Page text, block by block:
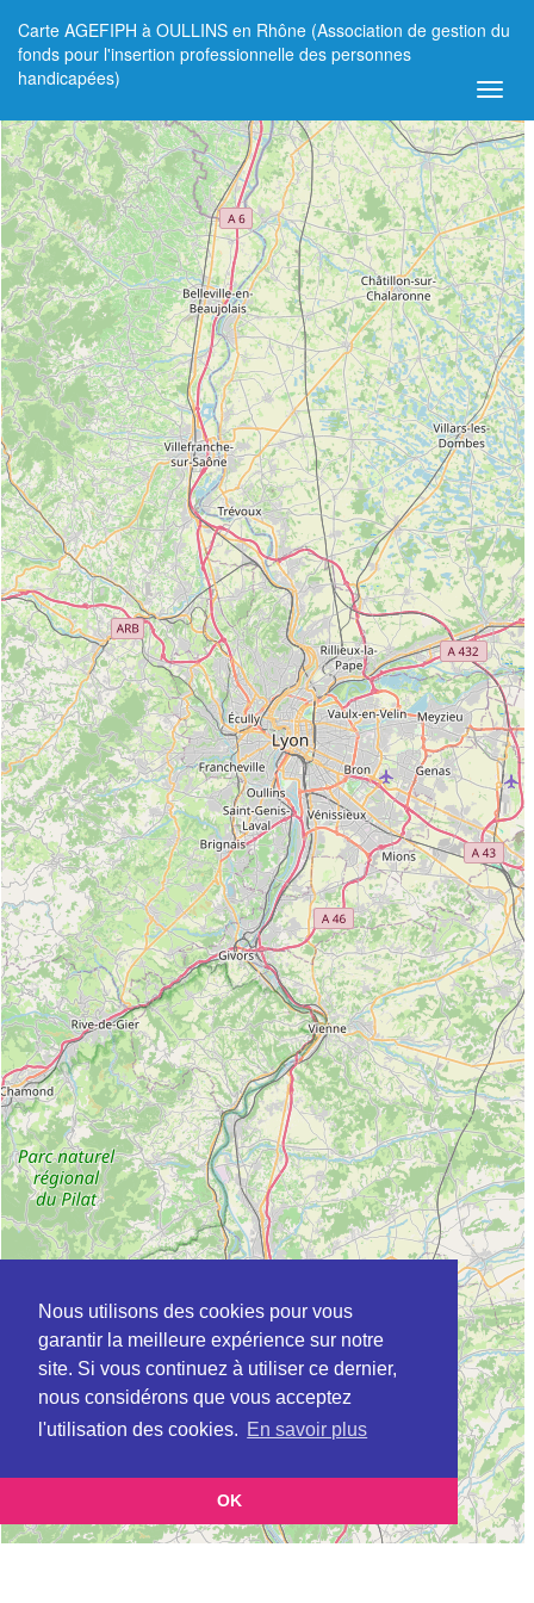
Nous utilisons des cookies pour vous
garantir la meilleure expérience sur notre
site. Si vous continuez à utiliser ce dernier,
nous considérons que vous acceptez
l'utilisation des cookies. En savoir plus
OK
Carte AGEFIPH à OULLINS en Rhône (Association de gestion du
fonds pour l'insertion professionnelle des personnes
handicapées)
+
−